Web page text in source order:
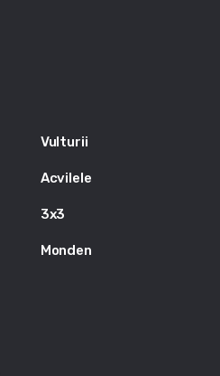
Vulturii
Acvilele
3x3
Monden